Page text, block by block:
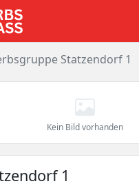
Statzendorf 1
Kein Bild vorhanden
1